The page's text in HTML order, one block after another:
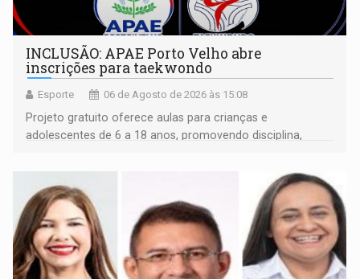
INCLUSÃO: APAE Porto Velho abre
inscrições para taekwondo
Esporte 06 de Agosto de 2026 às 15:08
Projeto gratuito oferece aulas para crianças e
adolescentes de 6 a 18 anos, promovendo disciplina,